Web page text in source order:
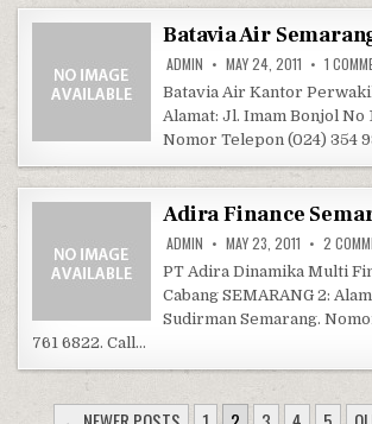
Batavia Air
ADMIN MAY 24, 2011 1
Batavia Air Kantor
Alamat: Jl. Imam Bonjol No
Nomor Telepon (024) 354
Adira Finance
ADMIN MAY 23, 2011 2
PT Adira Dinamika Multi
Cabang SEMARANG 2:
Sudirman Semarang.
761 6822. Call…